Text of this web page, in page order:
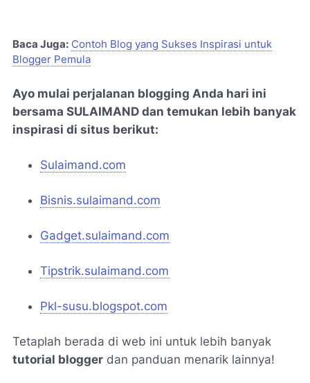
Baca Juga: Contoh Blog yang Sukses Inspirasi untuk
Blogger Pemula
Ayo mulai perjalanan blogging Anda hari ini
bersama SULAIMAND dan temukan lebih banyak
inspirasi di situs berikut:
Sulaimand.com
Bisnis.sulaimand.com
Gadget.sulaimand.com
Tipstrik.sulaimand.com
Pkl-susu.blogspot.com
Tetaplah berada di web ini untuk lebih banyak
tutorial blogger dan panduan menarik lainnya!